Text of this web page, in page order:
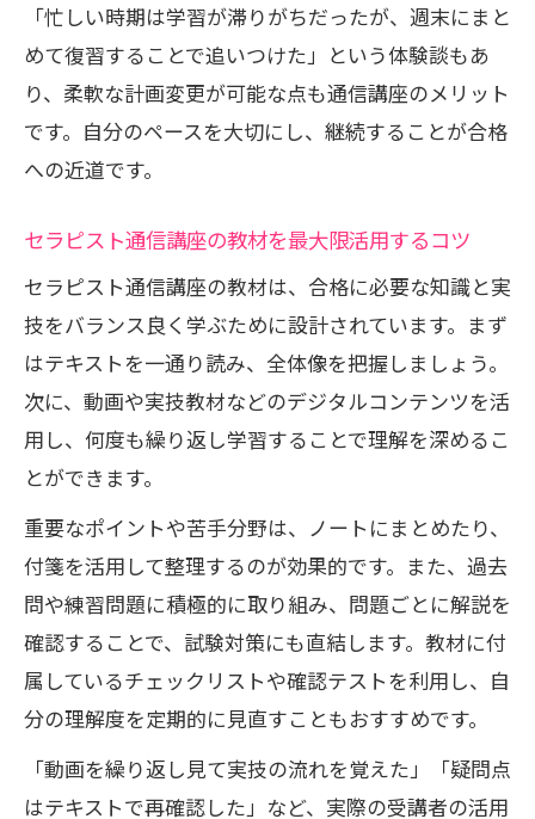
用法
メイクやアロマ分野に強い通信講座の魅力
メイクセラピー対応のセラピスト通信講
座とは
方
独学と通信講座のメイク資格取得の違い
メディカルアロマ通信講座の活用ポイン
ト
メイク・アロマに強い通信講座の学習サ
ポート
働きながら学ぶ通信講座受験対策の秘訣
セラピスト通信講座で仕事と両立する学
習法
働く女性が効率よく学べる通信講座の工
夫
時間が限られても続けやすい学習スケジ
ュール
受験対策に役立つ通信講座のサポート活
用術
「忙しい時期は学習が滞りがちだったが、週末にまと
めて復習することで追いつけた」という体験談もあ
り、柔軟な計画変更が可能な点も通信講座のメリット
です。自分のペースを大切にし、継続することが合格
への近道です。
セラピスト通信講座の教材を最大限活用するコツ
セラピスト通信講座の教材は、合格に必要な知識と実
技をバランス良く学ぶために設計されています。まず
はテキストを一通り読み、全体像を把握しましょう。
次に、動画や実技教材などのデジタルコンテンツを活
用し、何度も繰り返し学習することで理解を深めるこ
とができます。
重要なポイントや苦手分野は、ノートにまとめたり、
付箋を活用して整理するのが効果的です。また、過去
問や練習問題に積極的に取り組み、問題ごとに解説を
確認することで、試験対策にも直結します。教材に付
属しているチェックリストや確認テストを利用し、自
分の理解度を定期的に見直すこともおすすめです。
「動画を繰り返し見て実技の流れを覚えた」「疑問点
はテキストで再確認した」など、実際の受講者の活用